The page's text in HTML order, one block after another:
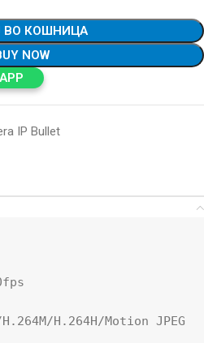
ВО КОШНИЦА
NOW
IP Bullet
H.264H/Motion JPEG